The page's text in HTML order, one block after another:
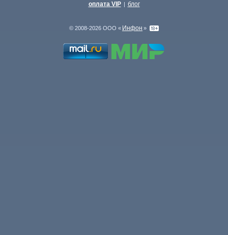
оплата VIP | блог
© 2008-2026 ООО « Инфон »